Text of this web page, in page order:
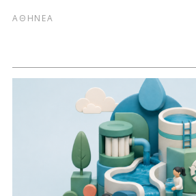
ΑΘΗΝΕΑ